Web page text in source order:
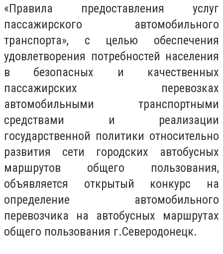
«Правила предоставления услуг
пассажирского автомобильного
транспорта», с целью обеспечения
удовлетворения потребностей населения
в безопасных и качественных
пассажирских перевозках
автомобильными транспортными
средствами и реализации
государственной политики относительно
развития сети городских автобусных
маршрутов общего пользования,
объявляется открытый конкурс на
определение автомобильного
перевозчика на автобусных маршрутах
общего пользования г.Северодонецк.